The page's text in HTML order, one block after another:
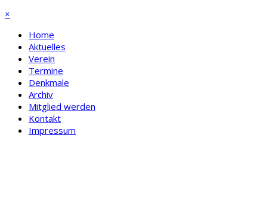
×
Home
Aktuelles
Verein
Termine
Denkmale
Archiv
Mitglied werden
Kontakt
Impressum